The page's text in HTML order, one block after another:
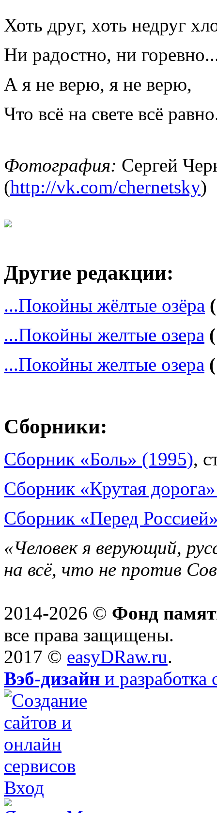
Хоть друг, хоть недруг
Ни радостно, ни
А я не верю, я не верю,
Что всё на свете всё
Фотография: Сергей
(http://vk.com/chernetsky)
Другие редакции:
...Покойны жёлтые озёра
...Покойны желтые озера
...Покойны желтые озера
Сборники:
Сборник «Боль» (1995),
Сборник «Крутая
Сборник «Перед
«Человек я верующий,
на всё, что не против
2014-2026 © Фонд
все права защищены.
2017 © easyDRaw.ru.
Вэб-дизайн и разработка
Вход